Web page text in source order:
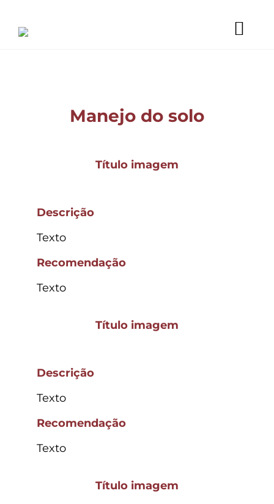
Galeria
Contato
Manejo do solo
Título imagem
Descrição
Texto
Recomendação
Texto
Título imagem
Descrição
Texto
Recomendação
Texto
Título imagem